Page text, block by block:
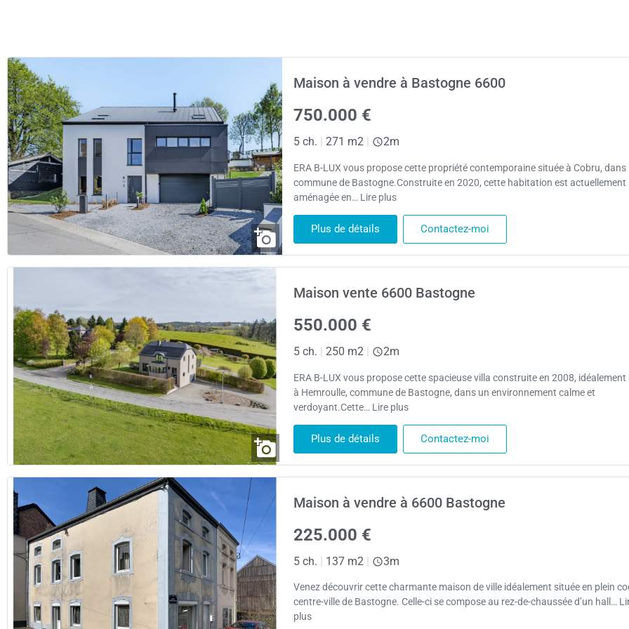
Maison à vendre à Bastogne 6600
750.000 €
5 ch. 271 m2 2m
ERA B-LUX vous propose cette propriété contemporaine située à Cobru, dans
commune de Bastogne.Construite en 2020, cette habitation est actuellement
aménagée en… Lire plus
Plus de détails Contactez-moi
Maison vente 6600 Bastogne
550.000 €
5 ch. 250 m2 2m
ERA B-LUX vous propose cette spacieuse villa construite en 2008, idéalement
à Hemroulle, commune de Bastogne, dans un environnement calme et
verdoyant.Cette… Lire plus
Plus de détails Contactez-moi
Maison à vendre à 6600 Bastogne
225.000 €
5 ch. | 137 m2 | 3m
Venez découvrir cette charmante maison de ville idéalement située en plein
centre-ville de Bastogne. Celle-ci se compose au rez-de-chaussée d’un hall…
plus